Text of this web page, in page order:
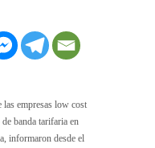
empresas low cost
banda tarifaria en
informaron desde el